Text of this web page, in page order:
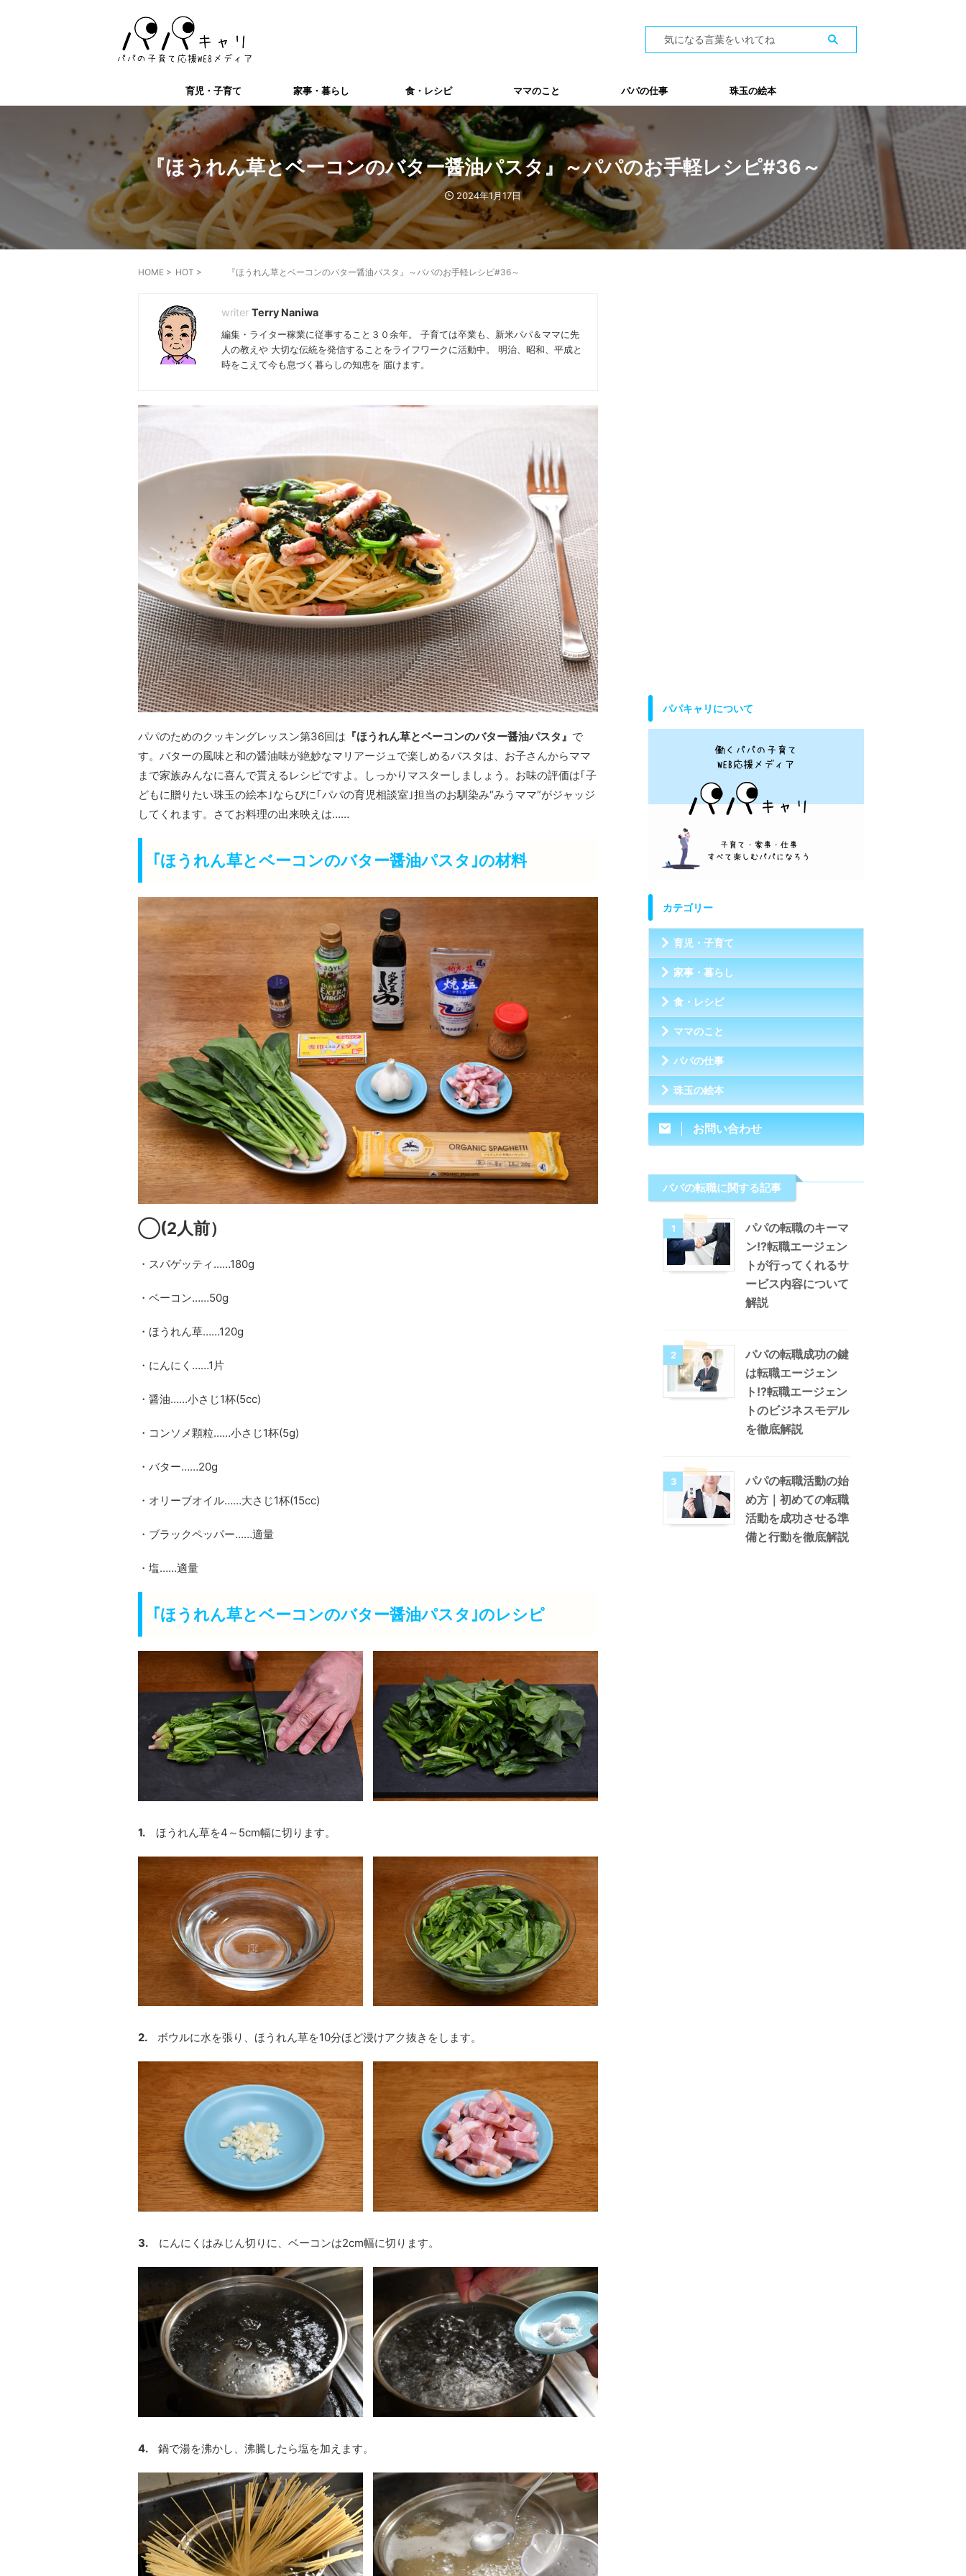
育児・子育て 家事・暮らし 食・レシピ ママのこと パパの仕事 珠玉の絵本
『ほうれん草とベーコンのバター醤油パスタ』～パパのお手軽レシピ#36～
2024年1月17日
HOME > HOT > 『ほうれん草とベーコンのバター醤油パスタ』～パパのお手軽レシピ#36～
Terry Naniwa
編集・ライター稼業に従事すること３０余年。 子育ては卒業も、新米パパ＆ママに先
人の教えや 大切な伝統を発信することをライフワークに活動中。 明治、昭和、平成と
時をこえて今も息づく暮らしの知恵を 届けます。
パパのためのクッキングレッスン第36回は 『ほうれん草とベーコンのバター醤油パスタ』 で
す。バターの風味と和の醤油味が絶妙なマリアージュで楽しめるパスタは、お子さんからママ
まで家族みんなに喜んで貰えるレシピですよ。しっかりマスターしましょう。お味の評価は｢子
どもに贈りたい珠玉の絵本｣ならびに｢パパの育児相談室｣担当のお馴染み“みうママ”がジャッジ
してくれます。さてお料理の出来映えは……
｢ほうれん草とベーコンのバター醤油パスタ｣の材料
◯(2人前）
・スパゲッティ……180g
・ベーコン……50g
・ほうれん草……120g
・にんにく……1片
・醤油……小さじ1杯(5cc)
・コンソメ顆粒……小さじ1杯(5g)
・バター……20g
・オリーブオイル……大さじ1杯(15cc)
・ブラックペッパー……適量
・塩……適量
｢ほうれん草とベーコンのバター醤油パスタ｣のレシピ
1. ほうれん草を4～5cm幅に切ります。
2. ボウルに水を張り、ほうれん草を10分ほど浸けアク抜きをします。
3. にんにくはみじん切りに、ベーコンは2cm幅に切ります。
4. 鍋で湯を沸かし、沸騰したら塩を加えます。
パパキャリについて
カテゴリー
育児・子育て
家事・暮らし
食・レシピ
ママのこと
パパの仕事
珠玉の絵本
お問い合わせ
パパの転職に関する記事
1
パパの転職のキーマ
ン!?転職エージェン
トが行ってくれるサ
ービス内容について
解説
2
パパの転職成功の鍵
は転職エージェン
ト!?転職エージェン
トのビジネスモデル
を徹底解説
3
パパの転職活動の始
め方｜初めての転職
活動を成功させる準
備と行動を徹底解説